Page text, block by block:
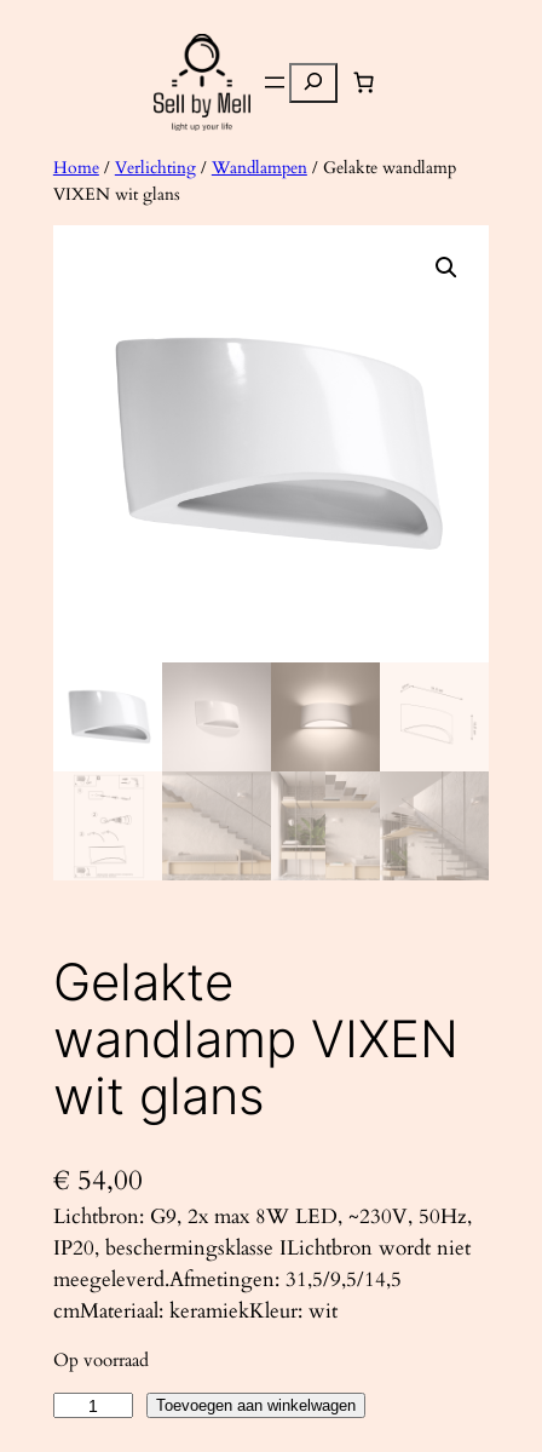
Zoeken
Home/ Verlichting/ Wandlampen/ Gelakte wandlamp
VIXEN wit glans
Gelakte
wandlamp VIXEN
wit glans
€ 54,00
Lichtbron: G9, 2x max 8W LED, ~230V, 50Hz,
IP20, beschermingsklasse ILichtbron wordt niet
meegeleverd.Afmetingen: 31,5/9,5/14,5
cmMateriaal: keramiekKleur: wit
Op voorraad
Toevoegen aan winkelwagen